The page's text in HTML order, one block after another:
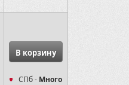
В корзину
СПб - Много